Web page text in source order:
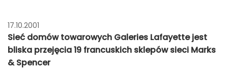
17.10.2001
Sieć domów towarowych Galeries Lafayette jest
bliska przejęcia 19 francuskich sklepów sieci Marks
& Spencer